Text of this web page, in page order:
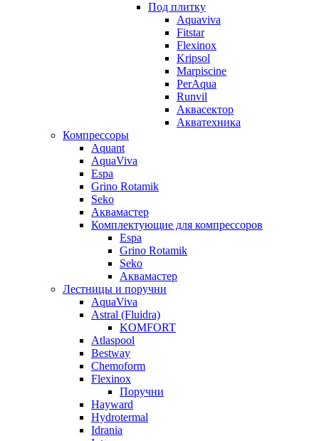
Под плитку
Aquaviva
Fitstar
Flexinox
Kripsol
Marpiscine
PerAqua
Runvil
Аквасектор
Акватехника
Компрессоры
Aquant
AquaViva
Espa
Grino Rotamik
Seko
Аквамастер
Комплектующие для компрессоров
Espa
Grino Rotamik
Seko
Аквамастер
Лестницы и поручни
AquaViva
Astral (Fluidra)
KOMFORT
Atlaspool
Bestway
Chemoform
Flexinox
Поручни
Hayward
Hydrotermal
Idrania